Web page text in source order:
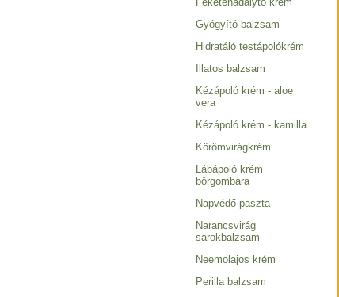
Gyógyító balzsam
Hidratáló testápolókrém
Illatos balzsam
Kézápoló krém - aloe
vera
Kézápoló krém - kamilla
Körömvirágkrém
Lábápoló krém
bőrgombára
Napvédő paszta
Narancsvirág
sarokbalzsam
Neemolajos krém
Perilla balzsam